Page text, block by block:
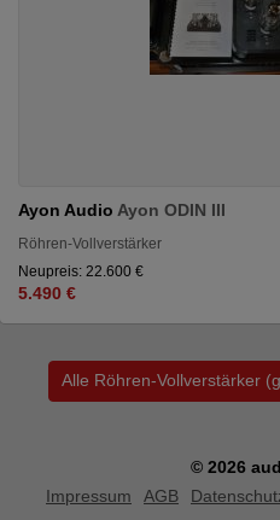
Ayon Audio Ayon ODIN III
Röhren-Vollverstärker
Neupreis: 22.600 €
5.490 €
Alle Röhren-Vollverstärker
© 2026
Impressum
AGB